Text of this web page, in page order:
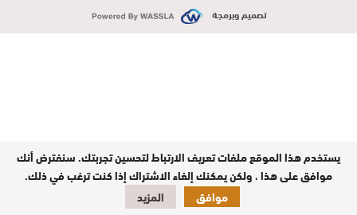
تصميم وبرمجة
يستخدم هذا الموقع ملفات تعريف الارتباط لتحسين تجربتك. سنفترض أنك
موافق على هذا ، ولكن يمكنك إلغاء الاشتراك إذا كنت ترغب في ذلك.
موافق
المزيد